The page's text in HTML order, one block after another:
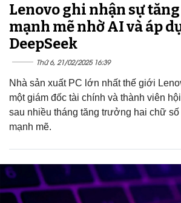
Lenovo ghi nhận sự
mạnh mẽ nhờ AI và áp
DeepSeek
Thứ 6, 21/02/2025 16:39
Nhà sản xuất PC lớn nhất thế giới
một giám đốc tài chính và thành viên
sau nhiều tháng tăng trưởng hai chữ số
mạnh mẽ.